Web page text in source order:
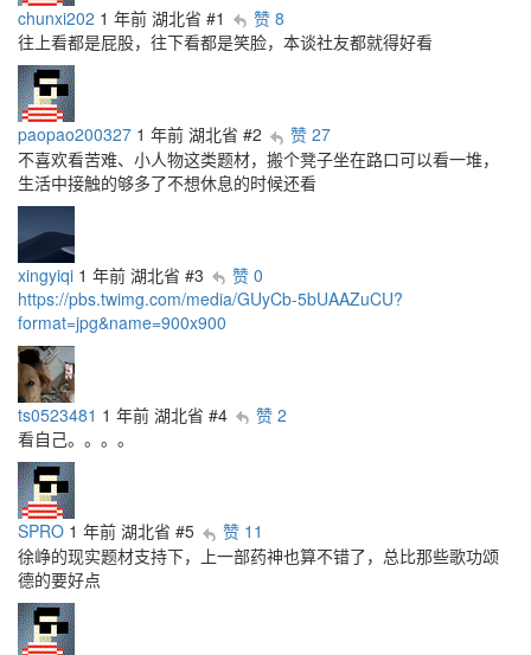
chunxi202 1 年前 湖北省 #1
赞 8
往上看都是屁股，往下看都是笑脸，本谈社友都就得好看
paopao200327 1 年前 湖北省 #2
赞 27
不喜欢看苦难、小人物这类题材，搬个凳子坐在路口可以看一堆，
生活中接触的够多了不想休息的时候还看
xingyiqi 1 年前 湖北省 #3
赞 0
https://pbs.twimg.com/media/GUyCb-5bUAAZuCU?
format=jpg&name=900x900
ts0523481 1 年前 湖北省 #4
赞 2
看自己。。。。
SPRO 1 年前 湖北省 #5
赞 11
徐峥的现实题材支持下，上一部药神也算不错了，总比那些歌功颂
德的要好点